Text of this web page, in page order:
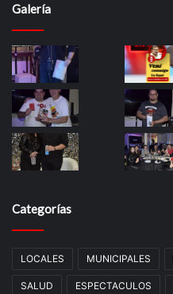
Galería
Categorías
LOCALES MUNICIPALES
SALUD ESPECTACULOS